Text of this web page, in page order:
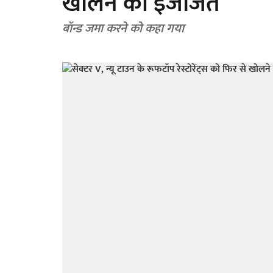
बॉन्ड जमा करने को कहा गया